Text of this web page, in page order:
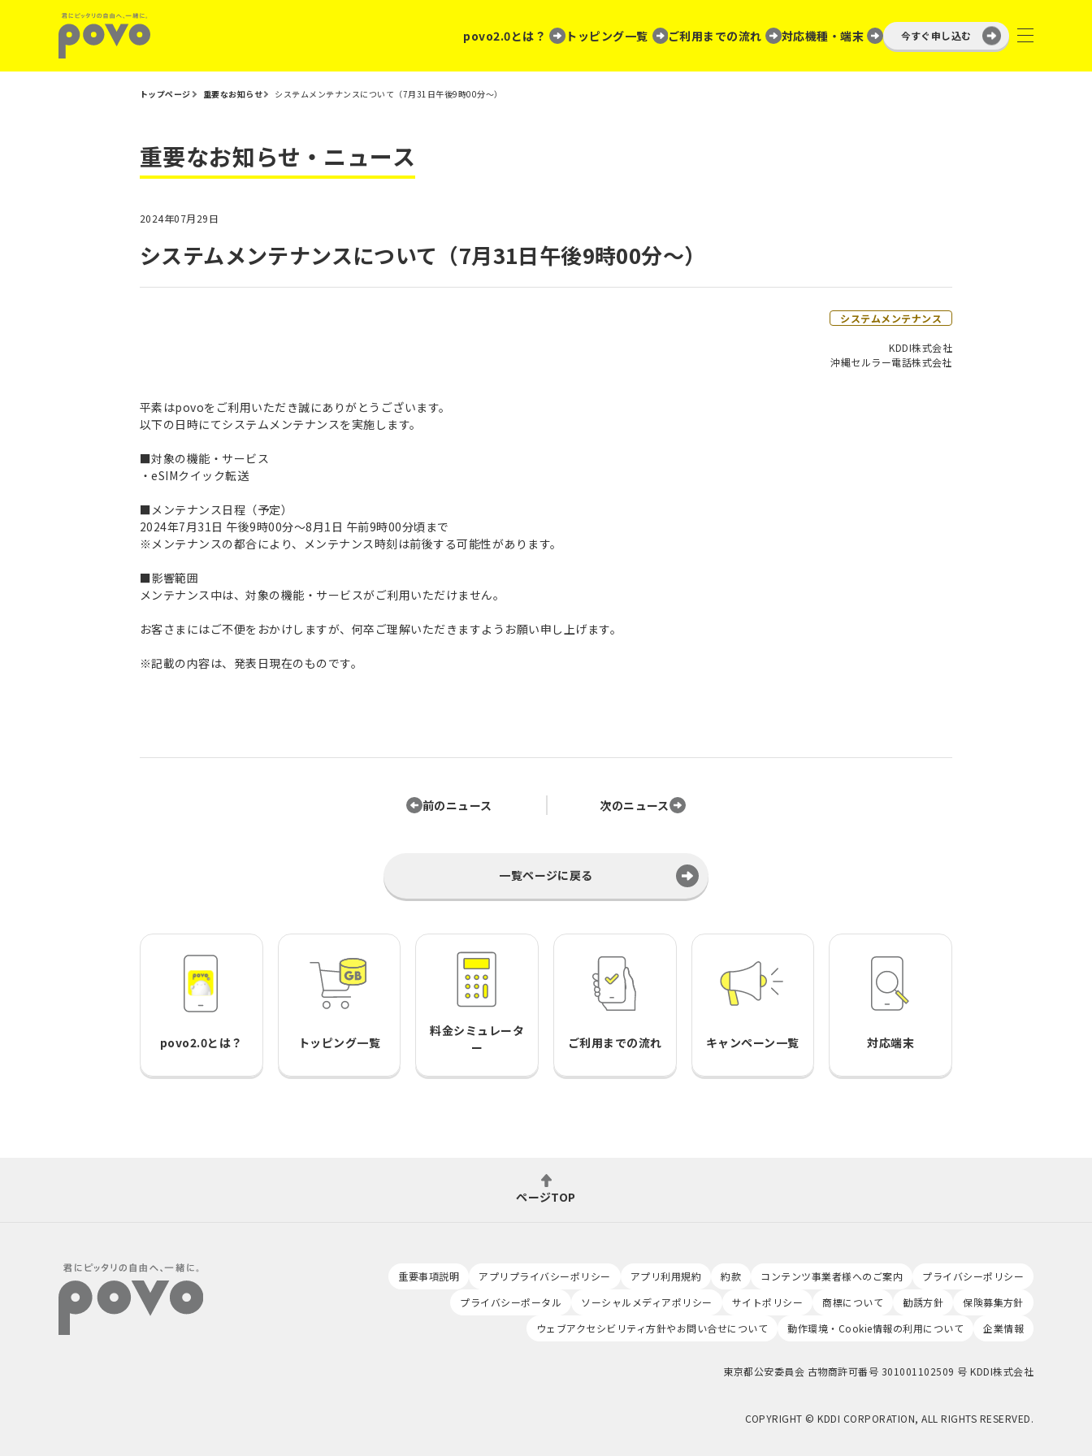
povo2.0とは？ トッピング一覧 ご利用までの流れ 対応機種・端末 今すぐ申し込む
トップページ 重要なお知らせ システムメンテナンスについて（7月31日午後9時00分～）
重要なお知らせ・ニュース
2024年07月29日
システムメンテナンスについて（7月31日午後9時00分～）
システムメンテナンス
KDDI株式会社
沖縄セルラー電話株式会社
平素はpovoをご利用いただき誠にありがとうございます。
以下の日時にてシステムメンテナンスを実施します。
■対象の機能・サービス
・eSIMクイック転送
■メンテナンス日程（予定）
2024年7月31日 午後9時00分～8月1日 午前9時00分頃まで
※メンテナンスの都合により、メンテナンス時刻は前後する可能性があります。
■影響範囲
メンテナンス中は、対象の機能・サービスがご利用いただけません。
お客さまにはご不便をおかけしますが、何卒ご理解いただきますようお願い申し上げます。
※記載の内容は、発表日現在のものです。
前のニュース 次のニュース
一覧ページに戻る
povo2.0とは？ トッピング一覧
料金シミュレータ
ー
ご利用までの流れ キャンペーン一覧 対応端末
ページTOP
重要事項説明 アプリプライバシーポリシー アプリ利用規約 約款 コンテンツ事業者様へのご案内
プライバシーポリシー
プライバシーポータル
ソーシャルメディアポリシー サイトポリシー 商標について 勧誘方針
保険募集方針
ウェブアクセシビリティ方針やお問い合せについて
動作環境・Cookie情報の利用について 企業情報
東京都公安委員会 古物商許可番号 301001102509 号 KDDI株式会社
COPYRIGHT © KDDI CORPORATION, ALL RIGHTS RESERVED.